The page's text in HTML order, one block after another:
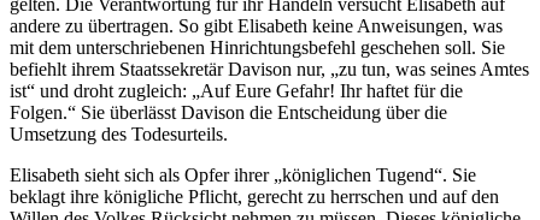
gelten. Die Verantwortung für ihr Handeln versucht Elisabeth auf
andere zu übertragen. So gibt Elisabeth keine Anweisungen, was
mit dem unterschriebenen Hinrichtungsbefehl geschehen soll. Sie
befiehlt ihrem Staatssekretär Davison nur, „zu tun, was seines Amtes
ist“ und droht zugleich: „Auf Eure Gefahr! Ihr haftet für die
Folgen.“ Sie überlässt Davison die Entscheidung über die
Umsetzung des Todesurteils.
Elisabeth sieht sich als Opfer ihrer „königlichen Tugend“. Sie
beklagt ihre königliche Pflicht, gerecht zu herrschen und auf den